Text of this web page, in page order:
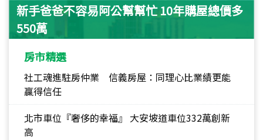
新手爸爸不容易阿公幫幫忙 10年購屋總價多
550萬
房市精選
社工魂進駐房仲業 信義房屋：同理心比業績更能
贏得信任
北市車位『奢侈的幸福』 大安坡道車位332萬創新
高